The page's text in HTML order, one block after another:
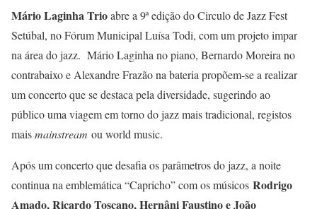
Mário Laginha Trioabre a 9ª edição do Circulo de Jazz Fest
Setúbal, no Fórum Municipal Luísa Todi, com um projeto impar
na área do jazz. Mário Laginha no piano, Bernardo Moreira no
contrabaixo e Alexandre Frazão na bateria propõem-se a realizar
um concerto que se destaca pela diversidade, sugerindo ao
público uma viagem em torno do jazz mais tradicional, registos
maismainstream ou world music.
Após um concerto que desafia os parâmetros do jazz, a noite
continua na emblemática “Capricho” com os músicos Rodrigo
Amado, Ricardo Toscano, Hernâni Faustino e João